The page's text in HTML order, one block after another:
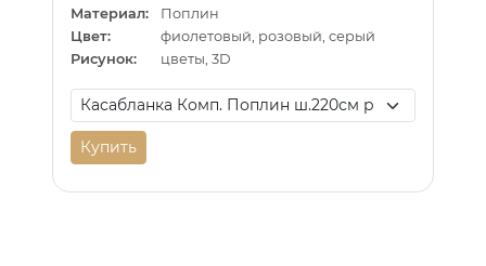
Материал:
Поплин
Цвет:
фиолетовый, розовый, серый
Рисунок:
цветы, 3D
Купить